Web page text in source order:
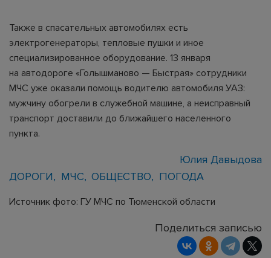
Также в спасательных автомобилях есть
электрогенераторы, тепловые пушки и иное
специализированное оборудование. 13 января
на автодороге «Голышманово — Быстрая» сотрудники
МЧС уже оказали помощь водителю автомобиля УАЗ:
мужчину обогрели в служебной машине, а неисправный
транспорт доставили до ближайшего населенного
пункта.
Юлия Давыдова
ДОРОГИ
МЧС ОБЩЕСТВО ПОГОДА
Источник фото: ГУ МЧС по Тюменской области
Поделиться записью